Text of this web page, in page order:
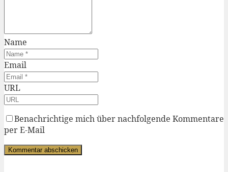
Name
Email
URL
Benachrichtige mich über nachfolgende Kommentare
per E-Mail